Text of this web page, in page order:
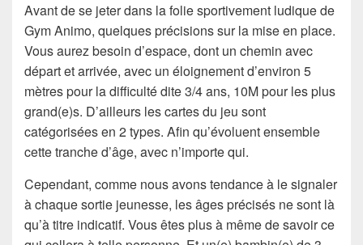
Avant de se jeter dans la folie sportivement ludique de
Gym Animo, quelques précisions sur la mise en place.
Vous aurez besoin d’espace, dont un chemin avec
départ et arrivée, avec un éloignement d’environ 5
mètres pour la difficulté dite 3/4 ans, 10M pour les plus
grand(e)s. D’ailleurs les cartes du jeu sont
catégorisées en 2 types. Afin qu’évoluent ensemble
cette tranche d’âge, avec n’importe qui.
Cependant, comme nous avons tendance à le signaler
à chaque sortie jeunesse, les âges précisés ne sont là
qu’à titre indicatif. Vous êtes plus à même de savoir ce